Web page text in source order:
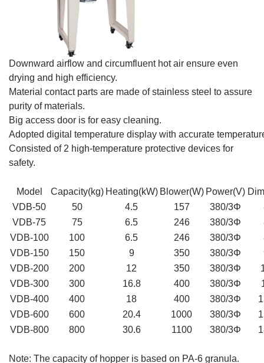
Downward airflow and circumfluent hot air ensure even
drying and high efficiency.
Material contact parts are made of stainless steel to assure
purity of materials.
Big access door is for easy cleaning.
Adopted digital temperature display with accurate
Consisted of 2 high-temperature protective devices for
safety.
Model Capacity(kg) Heating(kW) Blower(W) Power(V)
VDB-50
50 4.5 157 380/3Φ
VDB-75
75 6.5 246 380/3Φ
VDB-100
100 6.5 246 380/3Φ
VDB-150
150 9 350 380/3Φ
VDB-200
200 12 350 380/3Φ
VDB-300
300 16.8 400 380/3Φ
VDB-400
400 18 400 380/3Φ
VDB-600
600 20.4 1000 380/3Φ
VDB-800
800 30.6 1100 380/3Φ
Note: The capacity of hopper is based on PA-6 granula.